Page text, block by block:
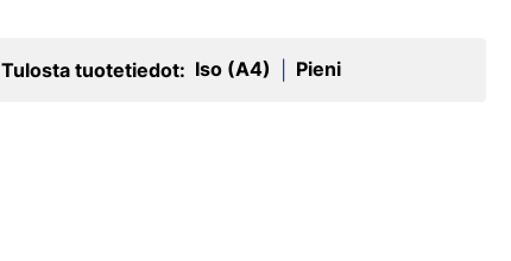
Tulosta tuotetiedot: Iso (A4) Pieni